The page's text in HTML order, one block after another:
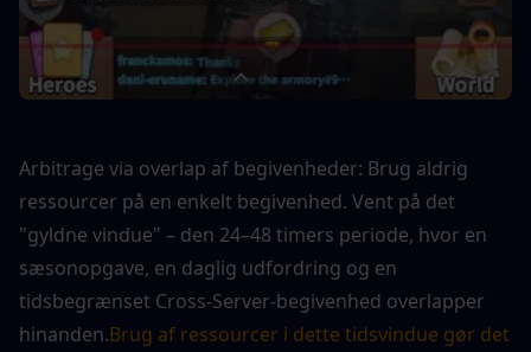
Arbitrage via overlap af begivenheder: Brug aldrig
ressourcer på en enkelt begivenhed. Vent på det
"gyldne vindue" – den 24–48 timers periode, hvor en
sæsonopgave, en daglig udfordring og en
tidsbegrænset Cross-Server-begivenhed overlapper
hinanden.Brug af ressourcer i dette tidsvindue gør det